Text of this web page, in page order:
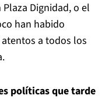
Dignidad, o el
han habido
a todos los
políticas que tarde